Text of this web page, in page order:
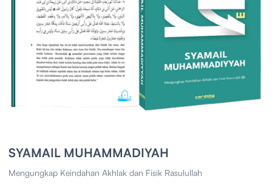
SYAMAIL MUHAMMADIYAH
Mengungkap Keindahan Akhlak dan Fisik Rasulullah